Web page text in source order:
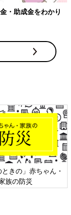
・助成金をわかり
ときの」赤ちゃん・
族の防災